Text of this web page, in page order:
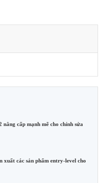
cấp mạnh mẽ cho chỉnh sửa
xuất các sản phẩm entry-level cho